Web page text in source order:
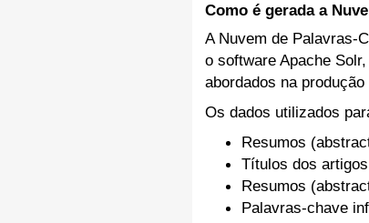
Como é gerada a
A Nuvem de Palavras-
o software Apache
abordados na
Os dados utilizados
Resumos
Títulos dos
Resumos
Palavras-chave